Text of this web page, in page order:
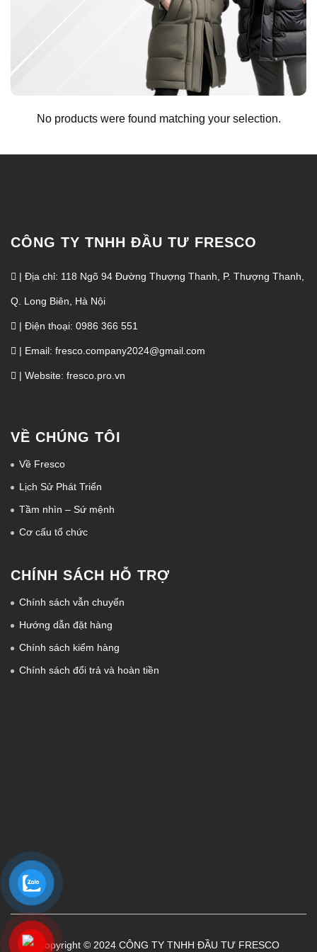
No products were found matching your selection.
CÔNG TY TNHH ĐẦU TƯ FRESCO
| Địa chỉ: 118 Ngõ 94 Đường Thượng Thanh, P. Thượng Thanh,
Q. Long Biên, Hà Nội
| Điện thoại: 0986 366 551
| Email: fresco.company2024@gmail.com
| Website: fresco.pro.vn
VỀ CHÚNG TÔI
Về Fresco
Lịch Sử Phát Triển
Tầm nhìn – Sứ mệnh
Cơ cấu tổ chức
CHÍNH SÁCH HỖ TRỢ
Chính sách vẫn chuyển
Hướng dẫn đặt hàng
Chính sách kiểm hàng
Chính sách đổi trả và hoàn tiền
Copyright © 2024 CÔNG TY TNHH ĐẦU TƯ FRESCO